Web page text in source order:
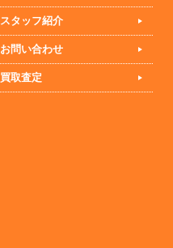
スタッフ紹介
お問い合わせ
買取査定